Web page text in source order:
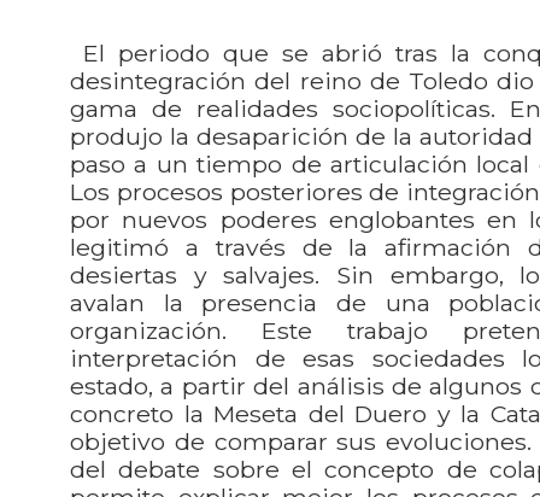
El periodo que se abrió tras la
desintegración del reino de Toledo
gama de realidades sociopolíticas.
produjo la desaparición de la autoridad
paso a un tiempo de articulación local
Los procesos posteriores de
por nuevos poderes englobantes en
legitimó a través de la afirmación
desiertas y salvajes. Sin embargo,
avalan la presencia de una
organización. Este trabajo
interpretación de esas sociedades
estado, a partir del análisis de algunos
concreto la Meseta del Duero y la
objetivo de comparar sus evoluciones.
del debate sobre el concepto de